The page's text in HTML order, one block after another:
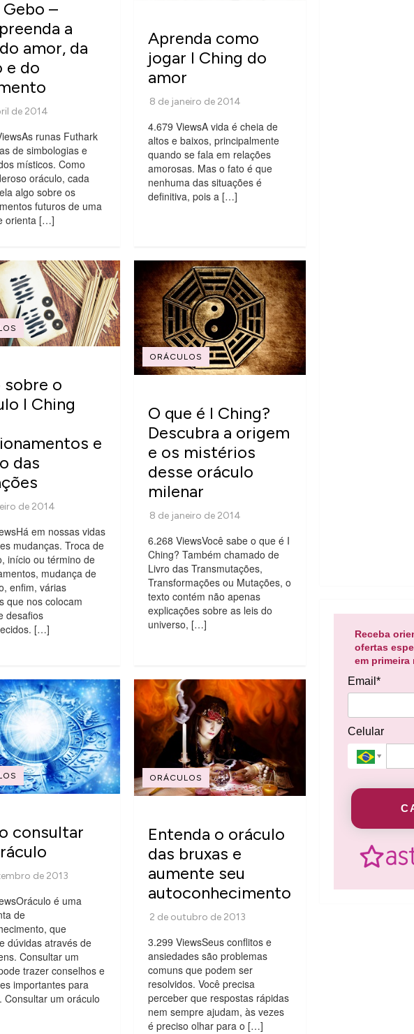
Gebo –
a
amor, da
e do
runas Futhark
de simbologias e
místicos. Como
oráculo, cada
algo sobre os
futuros de uma
orienta […]
Aprenda como
jogar I Ching do
amor
4.679 ViewsA vida é cheia de
altos e baixos, principalmente
quando se fala em relações
amorosas. Mas o fato é que
nenhuma das situações é
definitiva, pois a […]
sobre o
I Ching
e
das
em nossas vidas
mudanças. Troca de
início ou término de
mudança de
enfim, várias
que nos colocam
desafios
[…]
ORÁCULOS
O que é I Ching?
Descubra a origem
e os mistérios
desse oráculo
milenar
6.268 ViewsVocê sabe o que é I
Ching? Também chamado de
Livro das Transmutações,
Transformações ou Mutações, o
texto contém não apenas
explicações sobre as leis do
universo, […]
consultar
é uma
de
que
dúvidas através de
Consultar um
trazer conselhos e
importantes para
Consultar um oráculo
ORÁCULOS
Entenda o oráculo
das bruxas e
aumente seu
autoconhecimento
3.299 ViewsSeus conflitos e
ansiedades são problemas
comuns que podem ser
resolvidos. Você precisa
perceber que respostas rápidas
nem sempre ajudam, às vezes
é preciso olhar para o […]
Receba
ofertas
em primeira
Email*
Celular